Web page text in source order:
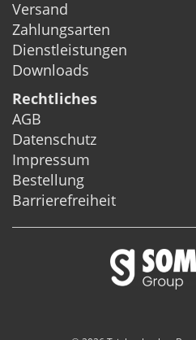
Versand
Zahlungsarten
Dienstleistungen
Downloads
Rechtliches
AGB
Datenschutz
Impressum
Bestellung
Barrierefreiheit